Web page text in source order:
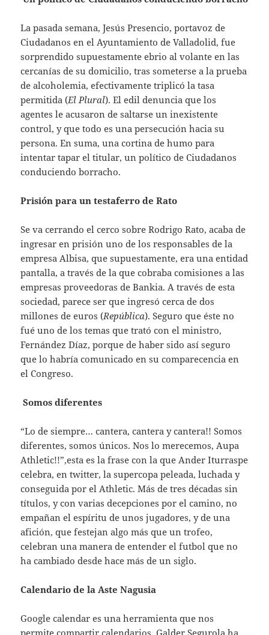
La pasada semana, Jesús Presencio, portavoz de
Ciudadanos en el Ayuntamiento de Valladolid, fue
sorprendido supuestamente ebrio al volante en las
cercanías de su domicilio, tras someterse a la prueba
de alcoholemia, efectivamente triplicó la tasa
permitida (El Plural). El edil denuncia que los
agentes le acusaron de saltarse un inexistente
control, y que todo es una persecución hacia su
persona. En suma, una cortina de humo para
intentar tapar el titular, un político de Ciudadanos
conduciendo borracho.
Prisión para un testaferro de Rato
Se va cerrando el cerco sobre Rodrigo Rato, acaba de
ingresar en prisión uno de los responsables de la
empresa Albisa, que supuestamente, era una entidad
pantalla, a través de la que cobraba comisiones a las
empresas proveedoras de Bankia. A través de esta
sociedad, parece ser que ingresó cerca de dos
millones de euros (República). Seguro que éste no
fué uno de los temas que trató con el ministro,
Fernández Díaz, porque de haber sido así seguro
que lo habría comunicado en su comparecencia en
el Congreso.
Somos diferentes
“Lo de siempre… cantera, cantera y cantera!! Somos
diferentes, somos únicos. Nos lo merecemos, Aupa
Athletic!!”,esta es la frase con la que Ander Iturraspe
celebra, en twitter, la supercopa peleada, luchada y
conseguida por el Athletic. Más de tres décadas sin
títulos, y con varias decepciones por el camino, no
empañan el espíritu de unos jugadores, y de una
afición, que festejan algo más que un trofeo,
celebran una manera de entender el futbol que no
ha cambiado desde hace más de un siglo.
Calendario de la Aste Nagusia
Google calendar es una herramienta que nos
permite compartir calendarios, Galder Segurola ha